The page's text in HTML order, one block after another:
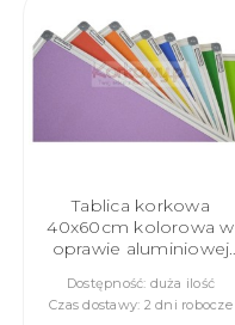
Tablica korkowa
40x60cm kolorowa w
oprawie aluminiowej
Dostępność: duża ilość
Czas dostawy: 2 dni robocze